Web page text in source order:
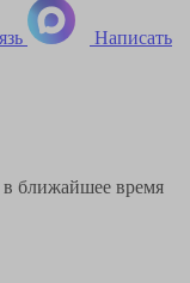
Написать
ближайшее время